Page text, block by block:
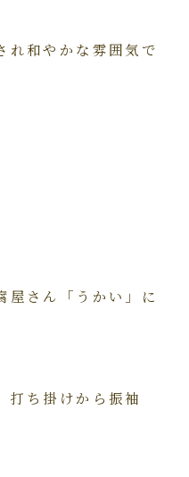
れ和やかな雰囲気で
屋さん「うかい」に
打ち掛けから振袖